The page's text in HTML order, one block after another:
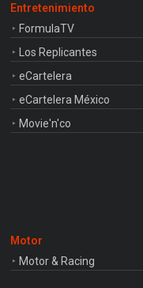
Entretenimiento
FormulaTV
Los Replicantes
eCartelera
eCartelera México
Movie'n'co
Motor
Motor & Racing